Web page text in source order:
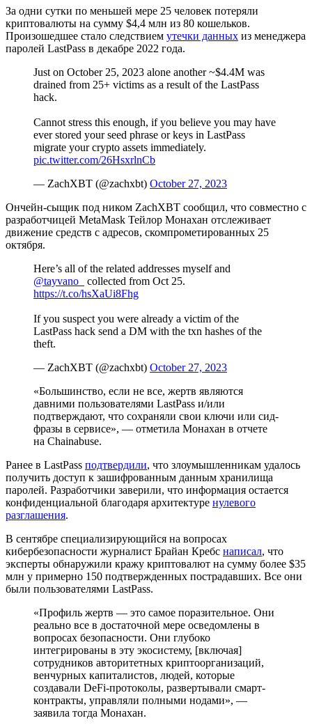
За одни сутки по меньшей мере 25 человек потеряли
криптовалюты на сумму $4,4 млн из 80 кошельков.
Произошедшее стало следствием утечки данных из менеджера
паролей LastPass в декабре 2022 года.
Just on October 25, 2023 alone another ~$4.4M was
drained from 25+ victims as a result of the LastPass
hack.
Cannot stress this enough, if you believe you may have
ever stored your seed phrase or keys in LastPass
migrate your crypto assets immediately.
pic.twitter.com/26HsxrlnCb
— ZachXBT (@zachxbt) October 27, 2023
Ончейн-сыщик под ником ZachXBT сообщил, что совместно с
разработчицей MetaMask Тейлор Монахан отслеживает
движение средств с адресов, скомпрометированных 25
октября.
Here’s all of the related addresses myself and
@tayvano_
collected from Oct 25.
https://t.co/hsXaUi8Fhg
If you suspect you were already a victim of the
LastPass hack send a DM with the txn hashes of the
theft.
— ZachXBT (@zachxbt) October 27, 2023
«Большинство, если не все, жертв являются
давними пользователями LastPass и/или
подтверждают, что сохраняли свои ключи или сид-
фразы в сервисе», — отметила Монахан в отчете
на Chainabuse.
Ранее в LastPass подтвердили, что злоумышленникам удалось
получить доступ к зашифрованным данным хранилища
паролей. Разработчики заверили, что информация остается
конфиденциальной благодаря архитектуре нулевого
разглашения.
В сентябре специализирующийся на вопросах
кибербезопасности журналист Брайан Кребс написал, что
эксперты обнаружили кражу криптовалют на сумму более $35
млн у примерно 150 подтвержденных пострадавших. Все они
были пользователями LastPass.
«Профиль жертв — это самое поразительное. Они
реально все в достаточной мере осведомлены в
вопросах безопасности. Они глубоко
интегрированы в эту экосистему, [включая]
сотрудников авторитетных криптоорганизаций,
венчурных капиталистов, людей, которые
создавали DeFi-протоколы, развертывали смарт-
контракты, управляли полными нодами», —
заявила тогда Монахан.